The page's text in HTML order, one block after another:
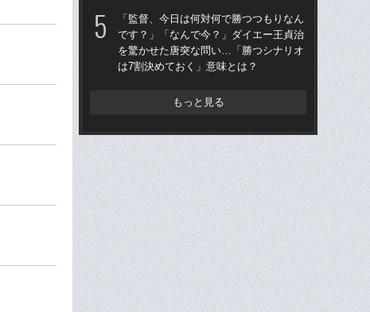
「監督、今日は何対何で勝つつもりなん
です？」「なんで今？」ダイエー王貞治
を驚かせた唐突な問い…「勝つシナリオ
は7割決めておく」意味とは？
もっと見る